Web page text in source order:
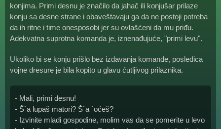
konjima. Primi desnu je značilo da jahač ili konjušar prilaze
konju sa desne strane i obaveštavaju ga da ne postoji potreba
da ih ritne i time onesposobi jer su ovlašćeni da mu priđu.
Adekvatna suprotna komanda je, iznenađujuće, "primi levu".
Ukoliko bi se konju prišlo bez izdavanja komande, posledica
vojne dresure je bila kopito u glavu ćutljivog prilaznika.
- Mali, primi desnu!
- Š`a lupaš matori? Š`a `oćeš?
- Izvinite mladi gospodine, molim vas da se pomerite u levo